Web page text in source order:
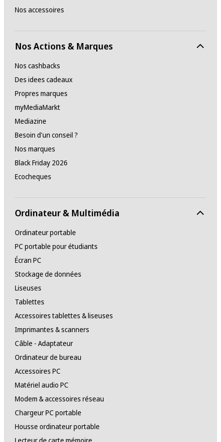
Nos accessoires
Nos Actions & Marques
Nos cashbacks
Des idees cadeaux
Propres marques
myMediaMarkt
Mediazine
Besoin d'un conseil ?
Nos marques
Black Friday 2026
Ecocheques
Ordinateur & Multimédia
Ordinateur portable
PC portable pour étudiants
Écran PC
Stockage de données
Liseuses
Tablettes
Accessoires tablettes & liseuses
Imprimantes & scanners
Câble - Adaptateur
Ordinateur de bureau
Accessoires PC
Matériel audio PC
Modem & accessoires réseau
Chargeur PC portable
Housse ordinateur portable